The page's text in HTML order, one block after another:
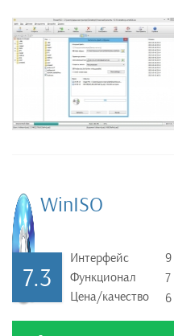
WinISO
7.3
Интерфейс
Функционал
Цена/качество
9
7
6